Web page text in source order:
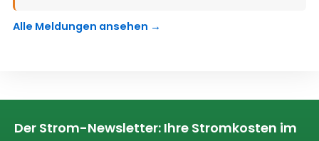
Alle Meldungen ansehen →
Der Strom-Newsletter: Ihre Stromkosten im